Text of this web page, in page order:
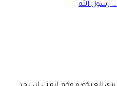
… رسول الله